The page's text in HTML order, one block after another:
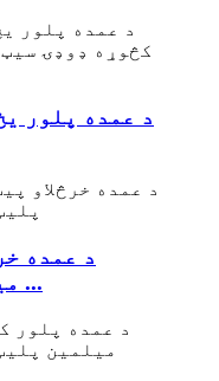
د عمده پلور
د عمده
میلمین پلیټ او کمان ...